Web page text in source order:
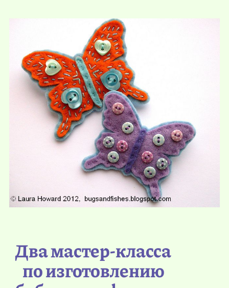
Два мастер-класса
по изготовлению